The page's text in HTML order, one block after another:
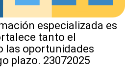
especializada es
tanto el
las oportunidades
plazo. 23072025